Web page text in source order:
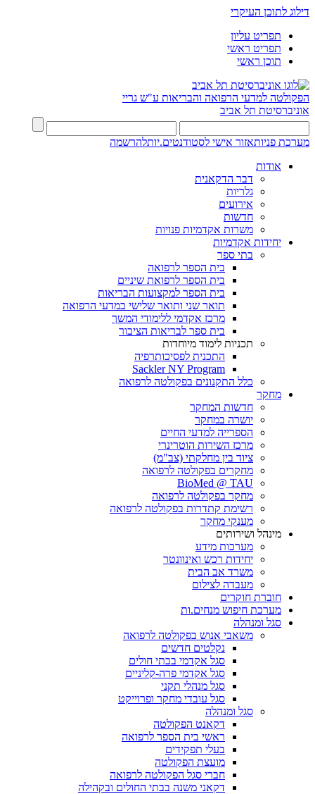
דילוג לתוכן העיקרי
תפריט עליון
תפריט ראשי
תוכן ראשי
הפקולטה למדעי הרפואה והבריאות ע"ש גריי
אוניברסיטת תל אביב
מערכת פניותאזור אישי לסטודנטים.יותלהרשמה
אודות
דבר הדקאנית
גלריות
אירועים
חדשות
משרות אקדמיות פנויות
יחידות אקדמיות
בתי ספר
בית הספר לרפואה
בית הספר לרפואת שיניים
בית הספר למקצועות הבריאות
תואר שני ותואר שלישי במדעי הרפואה
מרכז אקדמי ללימודי המשך
בית ספר לבריאות הציבור
תכניות לימוד מיוחדות
התכנית לפסיכותרפיה
Sackler NY Program
כלל התקנונים בפקולטה לרפואה
מחקר
חדשות המחקר
יושרה במחקר
הספרייה למדעי החיים
מרכז השירות הוטרינרי
ציוד בין מחלקתי (צב"מ)
מחקרים בפקולטה לרפואה
BioMed @ TAU
מחקר בפקולטה לרפואה
רשימת קתדרות בפקולטה לרפואה
מענקי מחקר
מינהל ושירותים
מערכות מידע
יחידות רכש ואינוונטר
משרד אב הבית
מעבדה לצילום
חוברת חוקרים
מערכת חיפוש מנחים.ות
סגל ומנהלה
משאבי אנוש בפקולטה לרפואה
נקלטים חדשים
סגל אקדמי בבתי חולים
סגל אקדמי פרה-קליניים
סגל מנהלי תקני
סגל עובדי מחקר ופרוייקט
סגל ומנהלה
דקאנט הפקולטה
ראשי בית הספר לרפואה
בעלי תפקידים
מועצת הפקולטה
חברי סגל הפקולטה לרפואה
דקאני משנה בבתי החולים ובקהילה